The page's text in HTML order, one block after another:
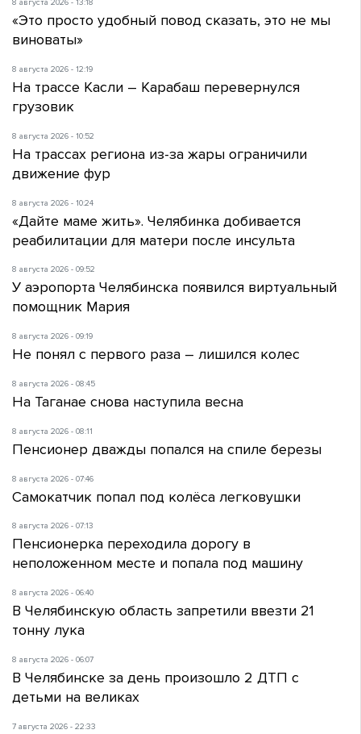
8 августа 2026 - 13:18
«Это просто удобный повод сказать, это не мы
виноваты»
8 августа 2026 - 12:19
На трассе Касли – Карабаш перевернулся
грузовик
8 августа 2026 - 10:52
На трассах региона из-за жары ограничили
движение фур
8 августа 2026 - 10:24
«Дайте маме жить». Челябинка добивается
реабилитации для матери после инсульта
8 августа 2026 - 09:52
У аэропорта Челябинска появился виртуальный
помощник Мария
8 августа 2026 - 09:19
Не понял с первого раза – лишился колес
8 августа 2026 - 08:45
На Таганае снова наступила весна
8 августа 2026 - 08:11
Пенсионер дважды попался на спиле березы
8 августа 2026 - 07:46
Самокатчик попал под колёса легковушки
8 августа 2026 - 07:13
Пенсионерка переходила дорогу в
неположенном месте и попала под машину
8 августа 2026 - 06:40
В Челябинскую область запретили ввезти 21
тонну лука
8 августа 2026 - 06:07
В Челябинске за день произошло 2 ДТП с
детьми на великах
7 августа 2026 - 22:33